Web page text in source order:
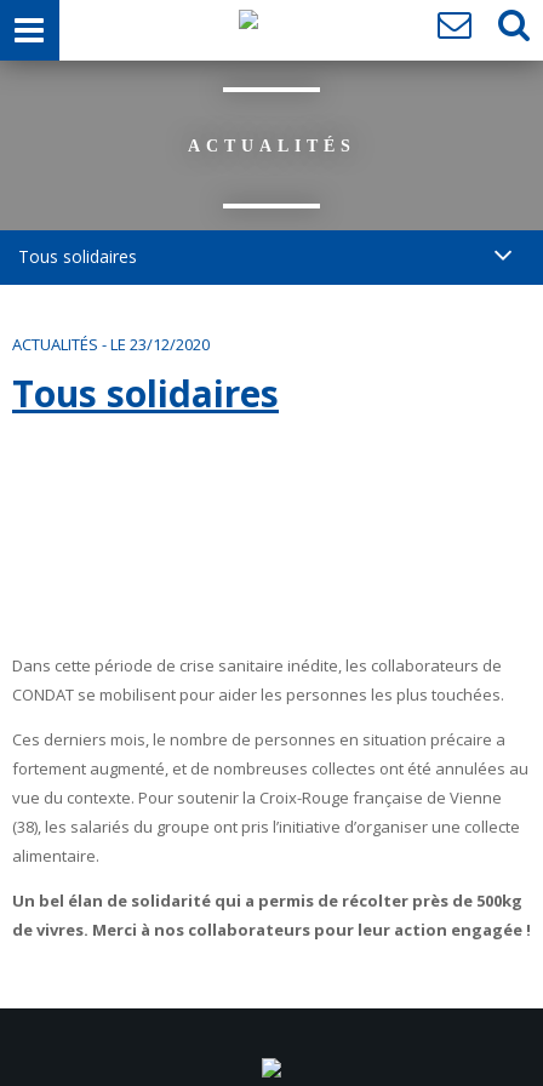
ACTUALITÉS
Tous solidaires
ACTUALITÉS -LE 23/12/2020
Tous solidaires
Dans cette période de crise sanitaire inédite, les collaborateurs de
CONDAT se mobilisent pour aider les personnes les plus touchées.
Ces derniers mois, le nombre de personnes en situation précaire a
fortement augmenté, et de nombreuses collectes ont été annulées au
vue du contexte. Pour soutenir la Croix-Rouge française de Vienne
(38), les salariés du groupe ont pris l’initiative d’organiser une collecte
alimentaire.
Un bel élan de solidarité qui a permis de récolter près de 500kg
de vivres. Merci à nos collaborateurs pour leur action engagée !